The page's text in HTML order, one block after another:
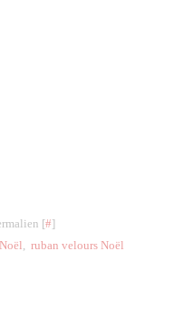
[#]
, ruban velours Noël